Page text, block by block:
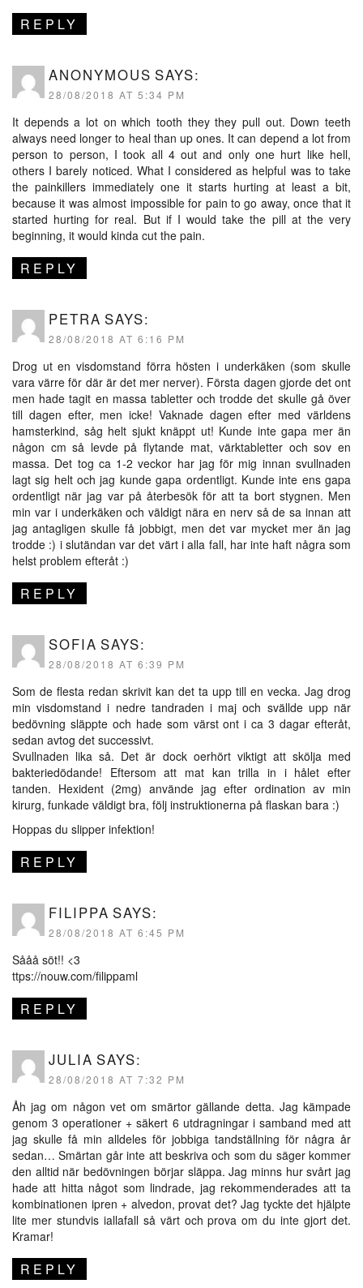
REPLY
ANONYMOUS SAYS:
28/08/2018 AT 5:34 PM
It depends a lot on which tooth they they pull out. Down teeth
always need longer to heal than up ones. It can depend a lot from
person to person, I took all 4 out and only one hurt like hell,
others I barely noticed. What I considered as helpful was to take
the painkillers immediately one it starts hurting at least a bit,
because it was almost impossible for pain to go away, once that it
started hurting for real. But if I would take the pill at the very
beginning, it would kinda cut the pain.
REPLY
PETRA SAYS:
28/08/2018 AT 6:16 PM
Drog ut en visdomstand förra hösten i underkäken (som skulle
vara värre för där är det mer nerver). Första dagen gjorde det ont
men hade tagit en massa tabletter och trodde det skulle gå över
till dagen efter, men icke! Vaknade dagen efter med världens
hamsterkind, såg helt sjukt knäppt ut! Kunde inte gapa mer än
någon cm så levde på flytande mat, värktabletter och sov en
massa. Det tog ca 1-2 veckor har jag för mig innan svullnaden
lagt sig helt och jag kunde gapa ordentligt. Kunde inte ens gapa
ordentligt när jag var på återbesök för att ta bort stygnen. Men
min var i underkäken och väldigt nära en nerv så de sa innan att
jag antagligen skulle få jobbigt, men det var mycket mer än jag
trodde :) i slutändan var det värt i alla fall, har inte haft några som
helst problem efteråt :)
REPLY
SOFIA SAYS:
28/08/2018 AT 6:39 PM
Som de flesta redan skrivit kan det ta upp till en vecka. Jag drog
min visdomstand i nedre tandraden i maj och svällde upp när
bedövning släppte och hade som värst ont i ca 3 dagar efteråt,
sedan avtog det successivt.
Svullnaden lika så. Det är dock oerhört viktigt att skölja med
bakteriedödande! Eftersom att mat kan trilla in i hålet efter
tanden. Hexident (2mg) använde jag efter ordination av min
kirurg, funkade väldigt bra, följ instruktionerna på flaskan bara :)
Hoppas du slipper infektion!
REPLY
FILIPPA SAYS:
28/08/2018 AT 6:45 PM
Sååå söt!! <3
ttps://nouw.com/filippaml
REPLY
JULIA SAYS:
28/08/2018 AT 7:32 PM
Åh jag om någon vet om smärtor gällande detta. Jag kämpade
genom 3 operationer + säkert 6 utdragningar i samband med att
jag skulle få min alldeles för jobbiga tandställning för några år
sedan… Smärtan går inte att beskriva och som du säger kommer
den alltid när bedövningen börjar släppa. Jag minns hur svårt jag
hade att hitta något som lindrade, jag rekommenderades att ta
kombinationen ipren + alvedon, provat det? Jag tyckte det hjälpte
lite mer stundvis iallafall så värt och prova om du inte gjort det.
Kramar!
REPLY